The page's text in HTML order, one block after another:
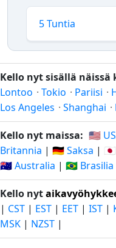
5 Tuntia
Kello nyt sisällä näissä
Lontoo · Tokio · Pariisi ·
Los Angeles · Shanghai ·
Kello nyt maissa: 🇺🇸
Britannia | 🇩🇪 Saksa |
🇦🇺 Australia | 🇧🇷 Brasilia
Kello nyt
| CST | EST | EET | IST |
MSK | NZST |